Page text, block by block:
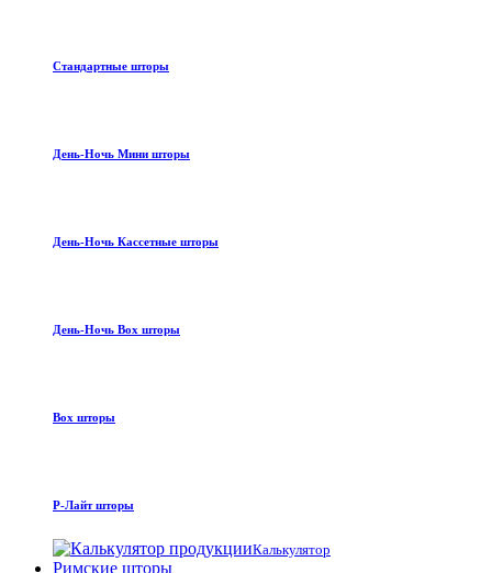
Стандартные шторы
День-Ночь Мини шторы
День-Ночь Кассетные шторы
День-Ночь Box шторы
Box шторы
Р-Лайт шторы
Калькулятор
Римские шторы